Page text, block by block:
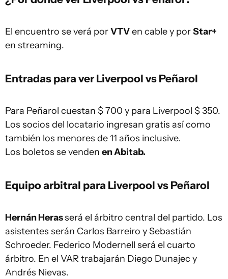
El encuentro se verá porVTVen cable y porStar+
en streaming.
Entradas para ver Liverpool vs Peñarol
Para Peñarol cuestan $ 700 y para Liverpool $ 350.
Los socios del locatario ingresan gratis así como
también los menores de 11 años inclusive.
Los boletos se venden en Abitab.
Equipo arbitral para Liverpool vs Peñarol
Hernán Herasserá el árbitro central del partido. Los
asistentes serán Carlos Barreiro y Sebastián
Schroeder. Federico Modernell será el cuarto
árbitro. En el VAR trabajarán Diego Dunajec y
Andrés Nievas.